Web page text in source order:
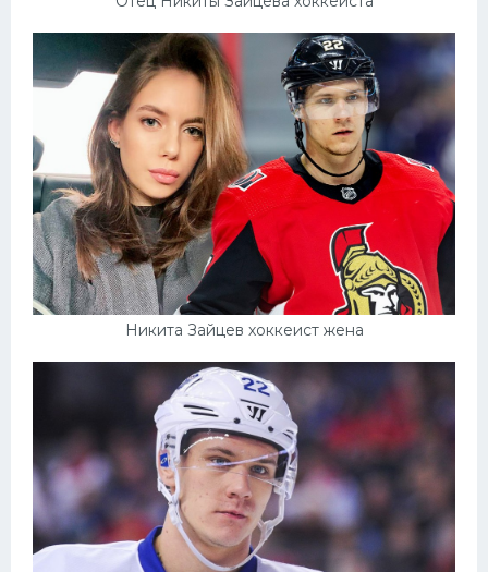
Никита Зайцев хоккеист жена